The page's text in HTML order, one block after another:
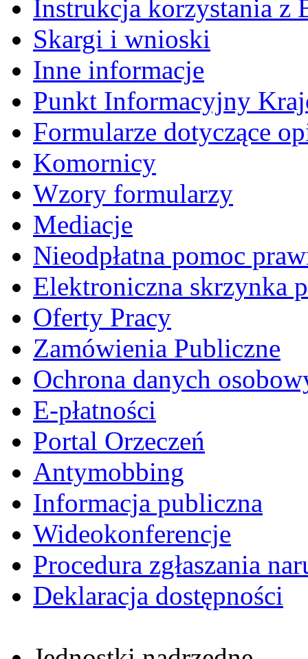
Instrukcja korzystania z
Skargi i wnioski
Inne informacje
Punkt Informacyjny
Formularze dotyczące
Komornicy
Wzory formularzy
Mediacje
Nieodpłatna pomoc
Elektroniczna skrzynka
Oferty Pracy
Zamówienia Publiczne
Ochrona danych
E-płatności
Portal Orzeczeń
Antymobbing
Informacja publiczna
Wideokonferencje
Procedura zgłaszania
Deklaracja dostępności